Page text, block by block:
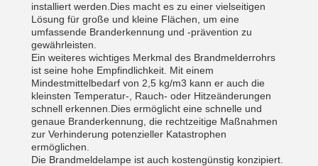
installiert werden.Dies macht es zu einer vielseitigen
Lösung für große und kleine Flächen, um eine
umfassende Branderkennung und -prävention zu
gewährleisten.
Ein weiteres wichtiges Merkmal des Brandmelderrohrs
ist seine hohe Empfindlichkeit. Mit einem
Mindestmittelbedarf von 2,5 kg/m3 kann er auch die
kleinsten Temperatur-, Rauch- oder Hitzeänderungen
schnell erkennen.Dies ermöglicht eine schnelle und
genaue Branderkennung, die rechtzeitige Maßnahmen
zur Verhinderung potenzieller Katastrophen
ermöglichen.
Die Brandmeldelampe ist auch kostengünstig konzipiert.